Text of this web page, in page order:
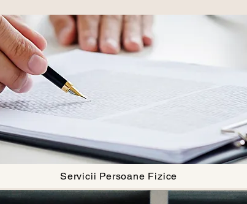
Servicii Persoane Fizice